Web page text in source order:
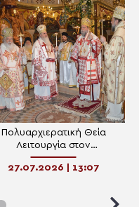
Πολυαρχιερατική Θεία
Λειτουργία στον
Πανηγυρίζοντα Ιερό Ναό
Αγίου Παντελεήμονος
27.07.2026 | 13:07